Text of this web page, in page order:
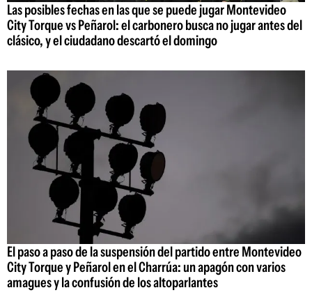
Las posibles fechas en las que se puede jugar Montevideo
City Torque vs Peñarol: el carbonero busca no jugar antes del
clásico, y el ciudadano descartó el domingo
El paso a paso de la suspensión del partido entre Montevideo
City Torque y Peñarol en el Charrúa: un apagón con varios
amagues y la confusión de los altoparlantes